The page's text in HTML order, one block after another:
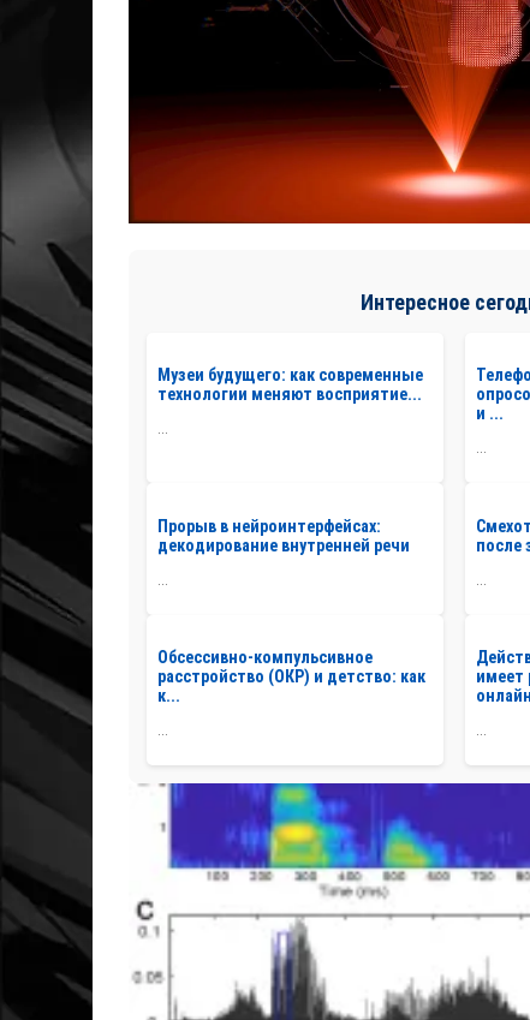
Интересное
Музеи будущего: как современные
технологии меняют восприятие...
...
и ...
...
Прорыв в нейроинтерфейсах:
декодирование внутренней речи
после
Обсессивно-компульсивное
расстройство (ОКР) и детство: как
к...
...
имеет
...